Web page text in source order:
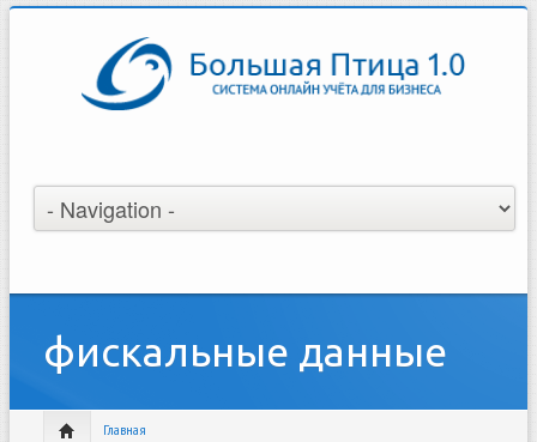
фискальные данные
Главная